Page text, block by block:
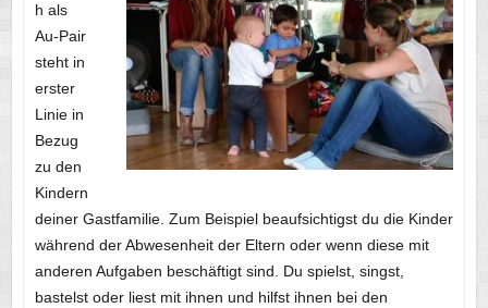
h als
Au-Pair
steht in
erster
Linie in
Bezug
zu den
Kindern
deiner Gastfamilie. Zum Beispiel beaufsichtigst du die Kinder
während der Abwesenheit der Eltern oder wenn diese mit
anderen Aufgaben beschäftigt sind. Du spielst, singst,
bastelst oder liest mit ihnen und hilfst ihnen bei den